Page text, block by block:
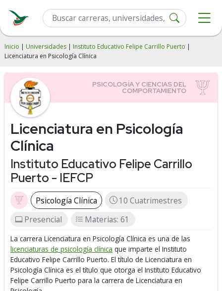
Inicio | Universidades | Instituto Educativo Felipe Carrillo Puerto |
Licenciatura en Psicología Clínica
Licenciatura en Psicología
Clínica
Instituto Educativo Felipe Carrillo
Puerto - IEFCP
Psicología Clínica
10 Cuatrimestres
Presencial
Materias: 61
La carrera Licenciatura en Psicología Clínica es una de las
licenciaturas de psicología clínica que imparte el Instituto
Educativo Felipe Carrillo Puerto. El título de Licenciatura en
Psicología Clínica es el título que otorga el Instituto Educativo
Felipe Carrillo Puerto para la carrera de Licenciatura en